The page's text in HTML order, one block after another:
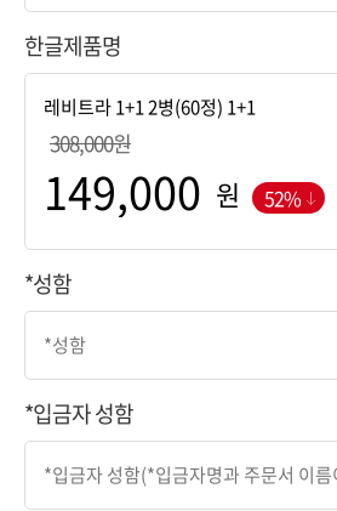
한글제품명
308,000원
원 52%
*성함
*입금자 성함